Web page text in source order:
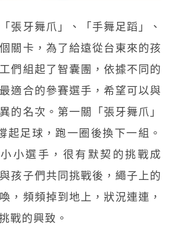
張牙舞爪」、「手舞足蹈」、
關卡，為了給遠從台東來的孩
們組起了智囊團，依據不同的
適合的參賽選手，希望可以與
的名次。第一關「張牙舞爪」
起足球，跑一圈後換下一組。
小選手，很有默契的挑戰成
孩子們共同挑戰後，繩子上的
，頻頻掉到地上，狀況連連，
戰的興致。